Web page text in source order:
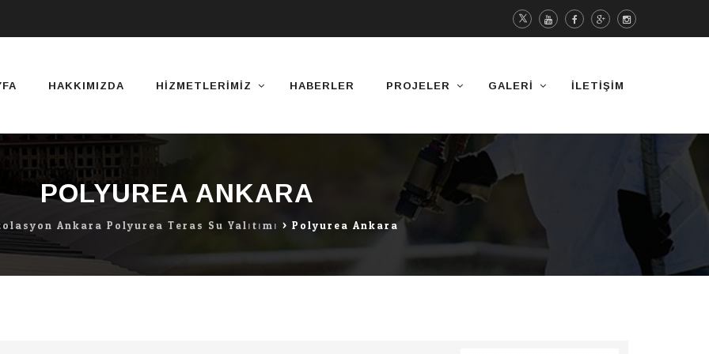
HAKKIMIZDA HIZMETLERIMIZ HABERLER PROJELER GALERI İLETIŞIM
POLYUREA ANKARA
Ankara Polyurea Teras Su Yalıtımı > Polyurea Ankara